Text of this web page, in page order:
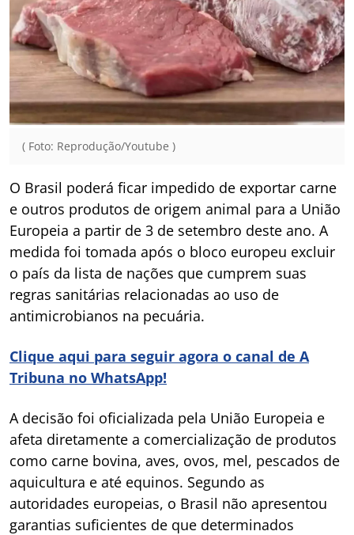
( Foto: Reprodução/Youtube )
O Brasil poderá ficar impedido de exportar carne
e outros produtos de origem animal para a União
Europeia a partir de 3 de setembro deste ano. A
medida foi tomada após o bloco europeu excluir
o país da lista de nações que cumprem suas
regras sanitárias relacionadas ao uso de
antimicrobianos na pecuária.
Clique aqui para seguir agora o canal de A
Tribuna no WhatsApp!
A decisão foi oficializada pela União Europeia e
afeta diretamente a comercialização de produtos
como carne bovina, aves, ovos, mel, pescados de
aquicultura e até equinos. Segundo as
autoridades europeias, o Brasil não apresentou
garantias suficientes de que determinados